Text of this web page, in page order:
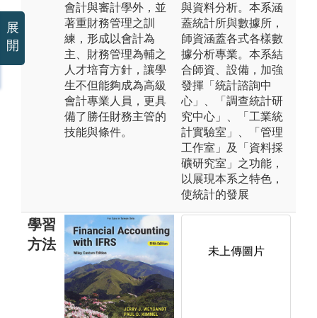
會計與審計學外，並
著重財務管理之訓
練，形成以會計為
主、財務管理為輔之
人才培育方針，讓學
生不但能夠成為高級
會計專業人員，更具
備了勝任財務主管的
技能與條件。
與資料分析。本系涵
蓋統計所與數據所，
師資涵蓋各式各樣數
據分析專業。本系結
合師資、設備，加強
發揮「統計諮詢中
心」、「調查統計研
究中心」、「工業統
計實驗室」、「管理
工作室」及「資料採
礦研究室」之功能，
以展現本系之特色，
使統計的發展
學習
方法
未上傳圖片
未上傳圖片
展
開